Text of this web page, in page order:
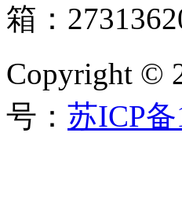
箱：
Copyright ©
号： 苏ICP